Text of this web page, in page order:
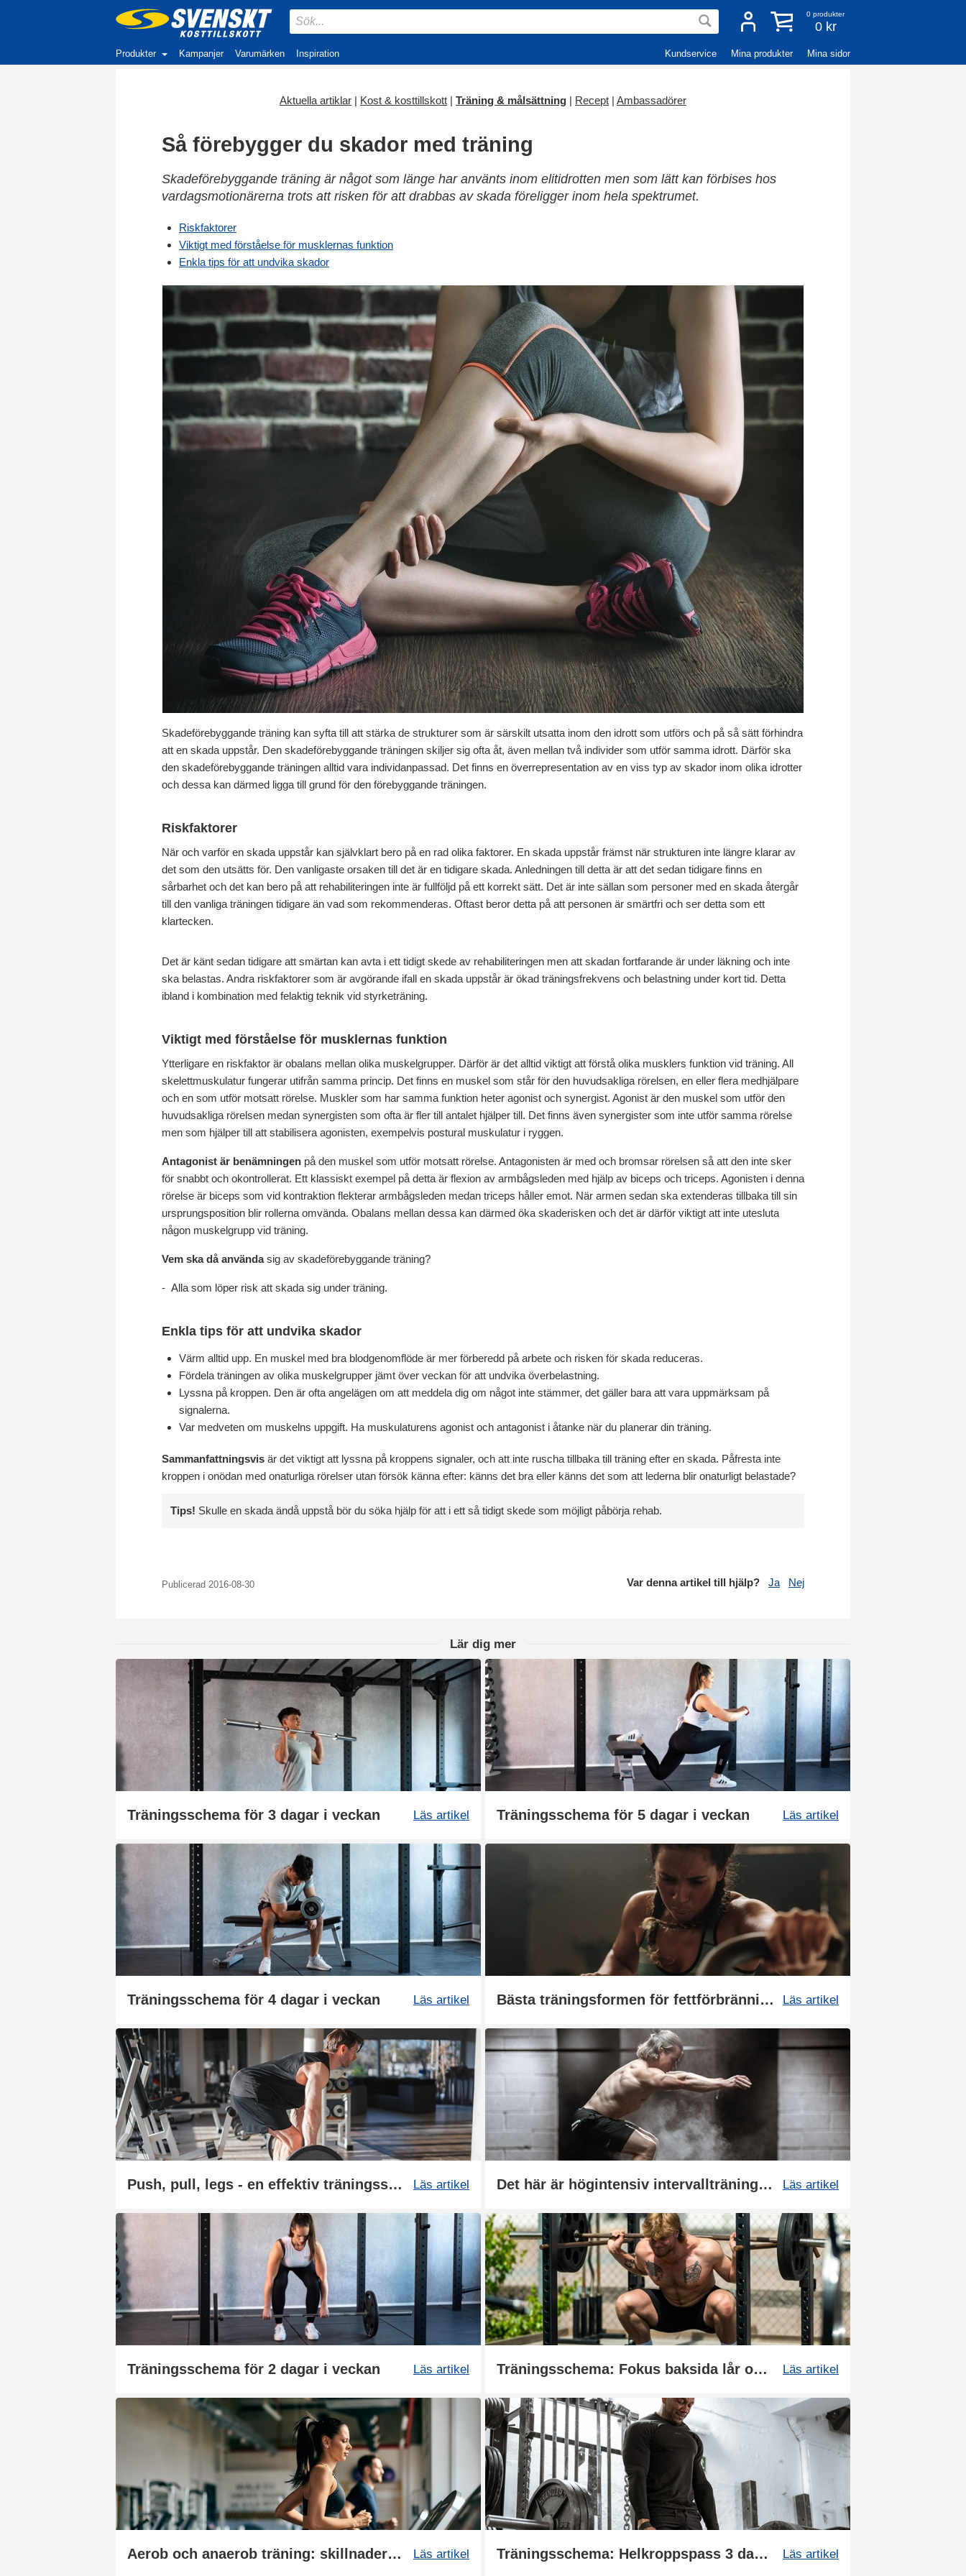
0 produkter
0 kr
Produkter Kampanjer Varumärken Inspiration Kundservice Mina produkter Mina sidor
Aktuella artiklar | Kost & kosttillskott | Träning & målsättning | Recept | Ambassadörer
Så förebygger du skador med träning
Skadeförebyggande träning är något som länge har använts inom elitidrotten men som lätt kan förbises hos
vardagsmotionärerna trots att risken för att drabbas av skada föreligger inom hela spektrumet.
Riskfaktorer
Viktigt med förståelse för musklernas funktion
Enkla tips för att undvika skador
Skadeförebyggande träning kan syfta till att stärka de strukturer som är särskilt utsatta inom den idrott som utförs och på så sätt förhindra
att en skada uppstår. Den skadeförebyggande träningen skiljer sig ofta åt, även mellan två individer som utför samma idrott. Därför ska
den skadeförebyggande träningen alltid vara individanpassad. Det finns en överrepresentation av en viss typ av skador inom olika idrotter
och dessa kan därmed ligga till grund för den förebyggande träningen.
Riskfaktorer
När och varför en skada uppstår kan självklart bero på en rad olika faktorer. En skada uppstår främst när strukturen inte längre klarar av
det som den utsätts för. Den vanligaste orsaken till det är en tidigare skada. Anledningen till detta är att det sedan tidigare finns en
sårbarhet och det kan bero på att rehabiliteringen inte är fullföljd på ett korrekt sätt. Det är inte sällan som personer med en skada återgår
till den vanliga träningen tidigare än vad som rekommenderas. Oftast beror detta på att personen är smärtfri och ser detta som ett
klartecken.
Det är känt sedan tidigare att smärtan kan avta i ett tidigt skede av rehabiliteringen men att skadan fortfarande är under läkning och inte
ska belastas. Andra riskfaktorer som är avgörande ifall en skada uppstår är ökad träningsfrekvens och belastning under kort tid. Detta
ibland i kombination med felaktig teknik vid styrketräning.
Viktigt med förståelse för musklernas funktion
Ytterligare en riskfaktor är obalans mellan olika muskelgrupper. Därför är det alltid viktigt att förstå olika musklers funktion vid träning. All
skelettmuskulatur fungerar utifrån samma princip. Det finns en muskel som står för den huvudsakliga rörelsen, en eller flera medhjälpare
och en som utför motsatt rörelse. Muskler som har samma funktion heter agonist och synergist. Agonist är den muskel som utför den
huvudsakliga rörelsen medan synergisten som ofta är fler till antalet hjälper till. Det finns även synergister som inte utför samma rörelse
men som hjälper till att stabilisera agonisten, exempelvis postural muskulatur i ryggen.
Antagonist är benämningen på den muskel som utför motsatt rörelse. Antagonisten är med och bromsar rörelsen så att den inte sker
för snabbt och okontrollerat. Ett klassiskt exempel på detta är flexion av armbågsleden med hjälp av biceps och triceps. Agonisten i denna
rörelse är biceps som vid kontraktion flekterar armbågsleden medan triceps håller emot. När armen sedan ska extenderas tillbaka till sin
ursprungsposition blir rollerna omvända. Obalans mellan dessa kan därmed öka skaderisken och det är därför viktigt att inte utesluta
någon muskelgrupp vid träning.
Vem ska då användasig av skadeförebyggande träning?
- Alla som löper risk att skada sig under träning.
Enkla tips för att undvika skador
Värm alltid upp. En muskel med bra blodgenomflöde är mer förberedd på arbete och risken för skada reduceras.
Fördela träningen av olika muskelgrupper jämt över veckan för att undvika överbelastning.
Lyssna på kroppen. Den är ofta angelägen om att meddela dig om något inte stämmer, det gäller bara att vara uppmärksam på
signalerna.
Var medveten om muskelns uppgift. Ha muskulaturens agonist och antagonist i åtanke när du planerar din träning.
Sammanfattningsvis är det viktigt att lyssna på kroppens signaler, och att inte ruscha tillbaka till träning efter en skada. Påfresta inte
kroppen i onödan med onaturliga rörelser utan försök känna efter: känns det bra eller känns det som att lederna blir onaturligt belastade?
Tips! Skulle en skada ändå uppstå bör du söka hjälp för att i ett så tidigt skede som möjligt påbörja rehab.
Publicerad 2016-08-30 Var denna artikel till hjälp? Ja Nej
Lär dig mer
Träningsschema för 3 dagar i veckan Läs artikel Träningsschema för 5 dagar i veckan Läs artikel
Träningsschema för 4 dagar i veckan Läs artikel Bästa träningsformen för fettförbränning Läs artikel
Push, pull, legs - en effektiv träningssplit Läs artikel Det här är högintensiv intervallträning (HIIT) Läs artikel
Träningsschema för 2 dagar i veckan Läs artikel Träningsschema: Fokus baksida lår och rumpa Läs artikel
Aerob och anaerob träning: skillnader och fördelar Läs artikel Träningsschema: Helkroppspass 3 dagar Läs artikel